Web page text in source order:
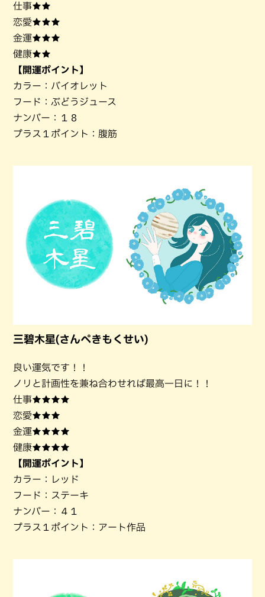
仕事★★
恋愛★★★
金運★★★
健康★★
【開運ポイント】
カラー：バイオレット
フード：ぶどうジュース
ナンバー：１８
プラス１ポイント：腹筋
三碧木星(さんぺきもくせい)
良い運気です！！
ノリと計画性を兼ね合わせれば最高一日に！！
仕事★★★★
恋愛★★★
金運★★★★
健康★★★★
【開運ポイント】
カラー：レッド
フード：ステーキ
ナンバー：４１
プラス１ポイント：アート作品